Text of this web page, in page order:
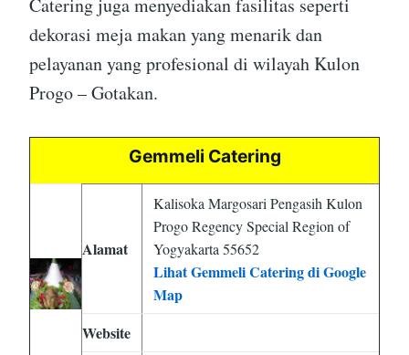
Catering juga menyediakan fasilitas seperti
dekorasi meja makan yang menarik dan
pelayanan yang profesional di wilayah Kulon
Progo – Gotakan.
Gemmeli Catering
Alamat
Kalisoka Margosari Pengasih Kulon
Progo Regency Special Region of
Yogyakarta 55652
Lihat Gemmeli Catering di Google
Map
Website